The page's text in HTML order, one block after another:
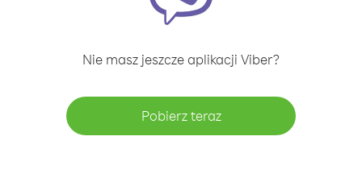
Nie masz jeszcze aplikacji Viber?
Pobierz teraz